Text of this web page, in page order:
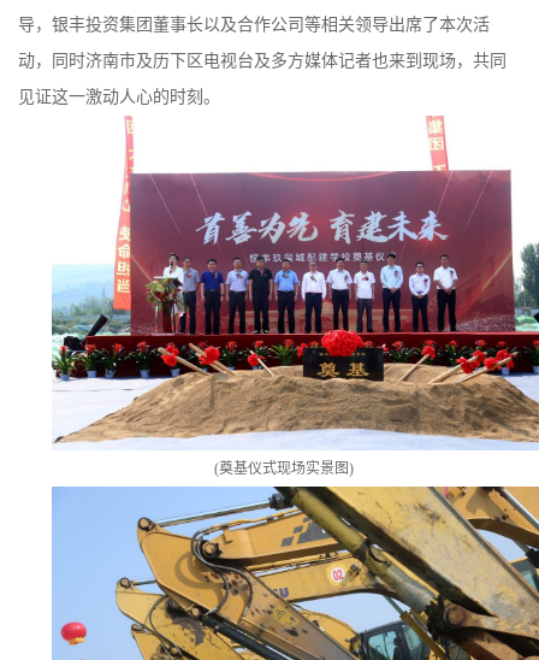
导，银丰投资集团董事长以及合作公司等相关领导出席了本次活
动，同时济南市及历下区电视台及多方媒体记者也来到现场，共同
见证这一激动人心的时刻。
(奠基仪式现场实景图)